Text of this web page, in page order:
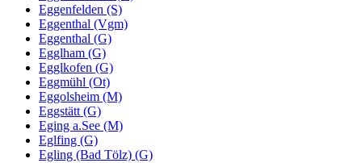
Eggenfelden (S)
Eggenthal (Vgm)
Eggenthal (G)
Egglham (G)
Egglkofen (G)
Eggmühl (Ot)
Eggolsheim (M)
Eggstätt (G)
Eging a.See (M)
Eglfing (G)
Egling (Bad Tölz) (G)